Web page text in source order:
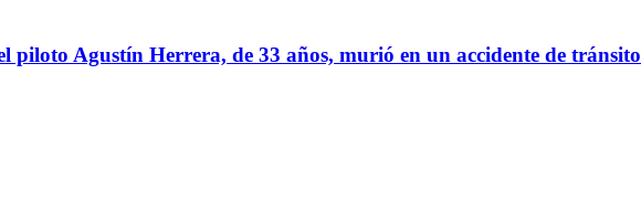
piloto Agustín Herrera, de 33 años, murió en un accidente de tránsito